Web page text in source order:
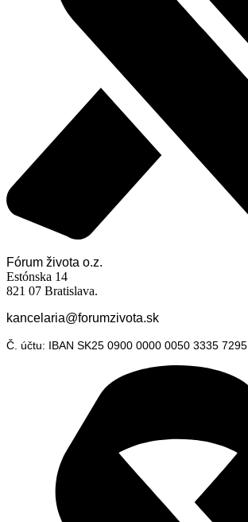
Fórum života o.z.
Estónska 14
821 07 Bratislava.
kancelaria@forumzivota.sk
Č. účtu: IBAN SK25 0900 0000 0050 3335 7295